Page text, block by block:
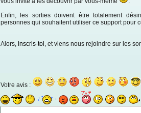
Enfin, les sorties doivent être totalement
personnes qui souhaitent utiliser ce support pour
Alors, inscris-toi, et viens nous rejoindre sur les
Votre avis :